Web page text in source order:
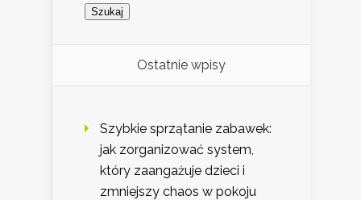
Ostatnie wpisy
Szybkie sprzątanie zabawek:
jak zorganizować system,
który zaangażuje dzieci i
zmniejszy chaos w pokoju